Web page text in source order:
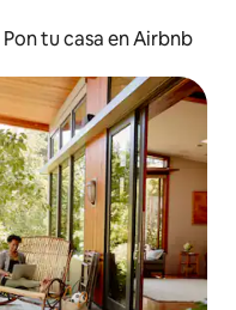
Pon tu casa en Airbnb